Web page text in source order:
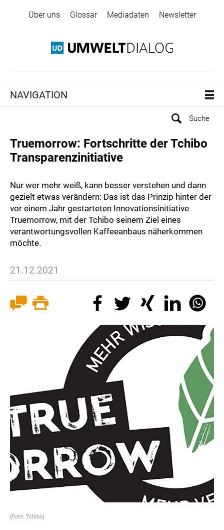
Über uns Glossar Mediadaten Newsletter
NAVIGATION
Truemorrow: Fortschritte der Tchibo
Transparenzinitiative
Nur wer mehr weiß, kann besser verstehen und dann
gezielt etwas verändern: Das ist das Prinzip hinter der
vor einem Jahr gestarteten Innovationsinitiative
Truemorrow, mit der Tchibo seinem Ziel eines
verantwortungsvollen Kaffeeanbaus näherkommen
möchte.
21.12.2021
(Foto: Tchibo)